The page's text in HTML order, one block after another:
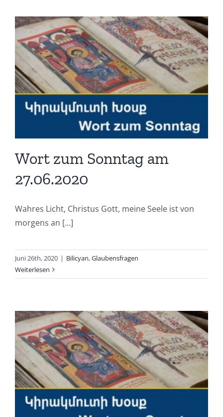
Wort zum Sonntag am
27.06.2020
Wahres Licht, Christus Gott, meine Seele ist von
morgens an [...]
Juni 26th, 2020 | Bilicyan,Glaubensfragen
Weiterlesen